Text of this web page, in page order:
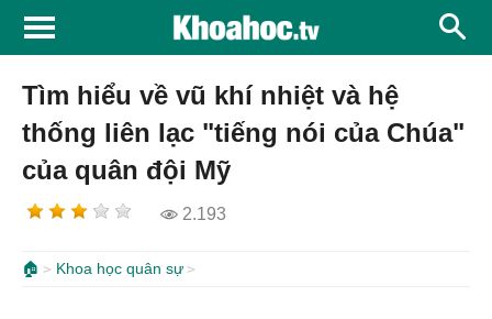
Tìm hiểu về vũ khí nhiệt và hệ
thống liên lạc "tiếng nói của Chúa"
của quân đội Mỹ
2.193
🏠 Khoa học quân sự